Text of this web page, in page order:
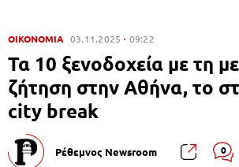
ΟΙΚΟΝΟΜΙΑ 03.11.2025 09:22
Τα 10 ξενοδοχεία με τη
ζήτηση στην Αθήνα, το
city break
Ρέθεμνος Newsroom 0